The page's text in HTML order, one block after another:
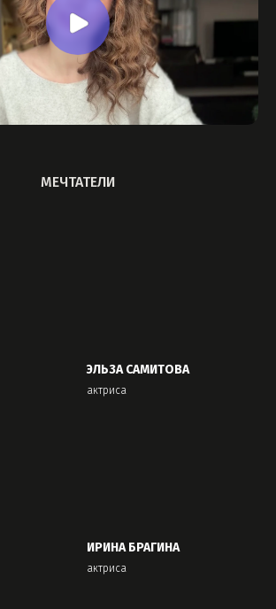
МЕЧТАТЕЛИ
ЭЛЬЗА САМИТОВА
актриса
ИРИНА БРАГИНА
актриса